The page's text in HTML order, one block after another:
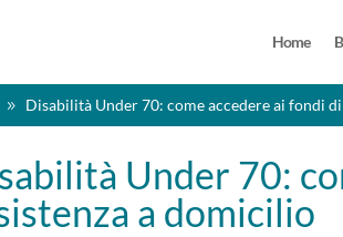
Home
Disabilità Under 70: come accedere ai fondi
Under 70:
a domicilio